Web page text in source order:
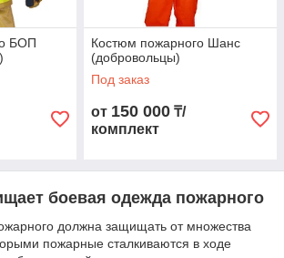
пожарного БОП-1
(полная
комплект боевой одежды, который
пожарными. В полную
изготовлены из огнестойких
как арамидные волокна (например,
от механических повреждений и
и термостойкие, защищают
БОП
Костюм пожарного Шанс
(добровольцы)
Под заказ
от 150 000 ₸/
комплект
боевая одежда пожарного
должна защищать от множества
пожарные сталкиваются в ходе